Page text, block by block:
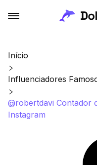
Início
Influenciadores
@robertdavi Contador
Instagram